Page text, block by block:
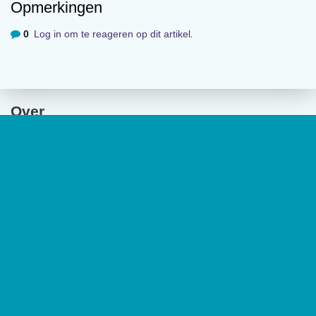
19071.
Genieten is gezond!
Opmerkingen
0 Log in om te reageren op dit artikel.
Over